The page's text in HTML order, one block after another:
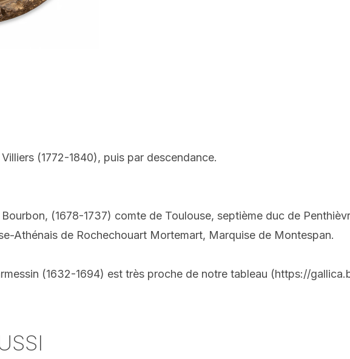
(1772-1840), puis par descendance.
(1678-1737) comte de Toulouse, septième duc de
Athénais de Rochechouart Mortemart, Marquise de Montespan.
(1632-1694) est très proche de notre tableau (https://